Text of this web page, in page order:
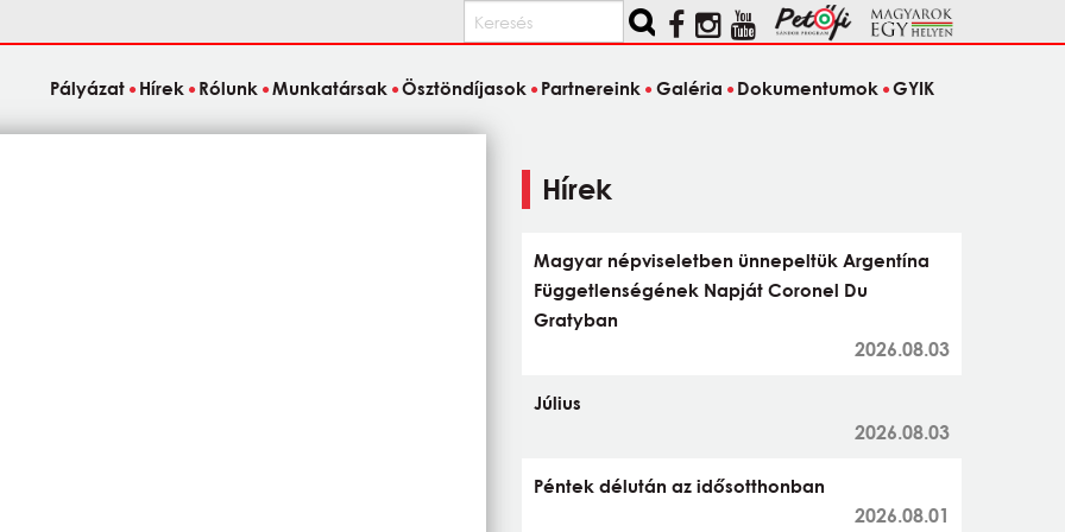
Keresés
Pályázat Hírek Rólunk Munkatársak Ösztöndíjasok Partnereink Galéria Dokumentumok GYIK
Hírek
Magyar népviseletben ünnepeltük Argentína
Függetlenségének Napját Coronel Du
Gratyban
2026.08.03
Július
2026.08.03
Péntek délután az idősotthonban
2026.08.01